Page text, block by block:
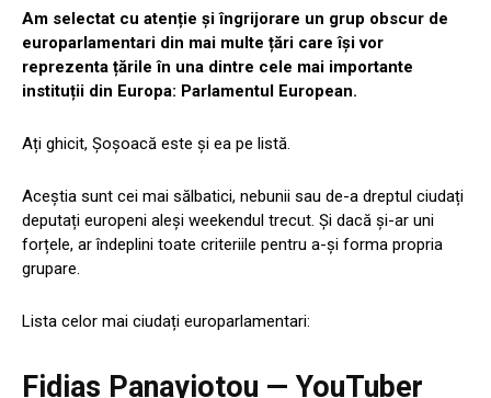
Am selectat cu atenție și îngrijorare un grup obscur de
europarlamentari din mai multe țări care își vor
reprezenta țările în una dintre cele mai importante
instituții din Europa: Parlamentul European.
Ați ghicit, Șoșoacă este și ea pe listă.
Aceștia sunt cei mai sălbatici, nebunii sau de-a dreptul ciudați
deputați europeni aleși weekendul trecut. Și dacă și-ar uni
forțele, ar îndeplini toate criteriile pentru a-și forma propria
grupare.
Lista celor mai ciudați europarlamentari:
Fidias Panayiotou — YouTuber